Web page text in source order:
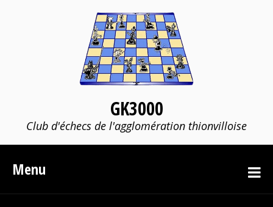
GK3000
Club d'échecs de l'agglomération thionvilloise
Menu